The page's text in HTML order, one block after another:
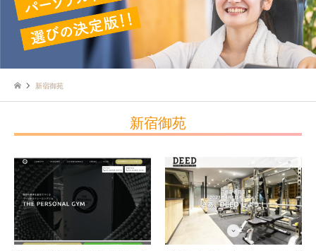
新宿御苑
新宿御苑